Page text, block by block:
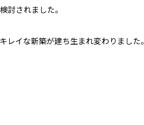
討されました。
イな新築が建ち生まれ変わりました。